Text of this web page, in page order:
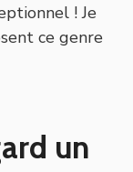
! Je
ce genre
un